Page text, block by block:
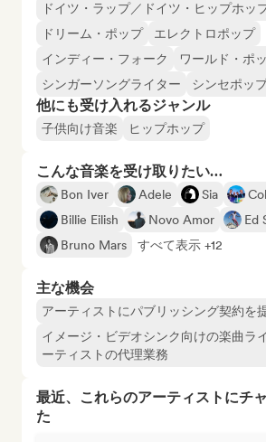
ドイツ・ラップ／ドイツ・ヒップホッ
ドリーム・ポップ
エレクトロポップ
インディー・フォーク
ワールド・ポ
シンガーソングライター
シンセポッ
他にも受け入れるジャンル
子供向け音楽 ヒップホップ
こんな音楽を受け取りたい…
Bon Iver Adele Sia
Billie Eilish
Novo Amor
Ed
Bruno Mars
すべて表示 +12
主な機会
アーティストにパブリッシング契約を
イメージ・ビデオシンク向けの楽曲ラ
ーティストの代理業務
最近、これらのアーティストにチ
た